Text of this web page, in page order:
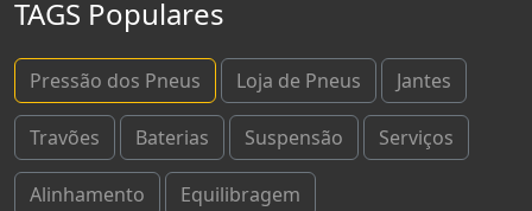
TAGS Populares
Pressão dos Pneus Loja de Pneus Jantes
Travões Baterias Suspensão Serviços
Alinhamento Equilibragem